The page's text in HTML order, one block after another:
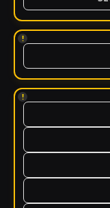
!
!